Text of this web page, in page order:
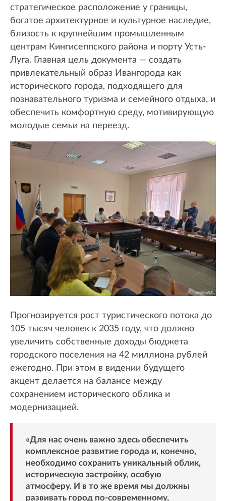
стратегическое расположение у границы,
богатое архитектурное и культурное наследие,
близость к крупнейшим промышленным
центрам Кингисеппского района и порту Усть-
Луга. Главная цель документа — создать
привлекательный образ Ивангорода как
исторического города, подходящего для
познавательного туризма и семейного отдыха, и
обеспечить комфортную среду, мотивирующую
молодые семьи на переезд.
Прогнозируется рост туристического потока до
105 тысяч человек к 2035 году, что должно
увеличить собственные доходы бюджета
городского поселения на 42 миллиона рублей
ежегодно. При этом в видении будущего
акцент делается на балансе между
сохранением исторического облика и
модернизацией.
«Для нас очень важно здесь обеспечить
комплексное развитие города и, конечно,
необходимо сохранить уникальный облик,
историческую застройку, особую
атмосферу. И в то же время мы должны
развивать город по-современному,